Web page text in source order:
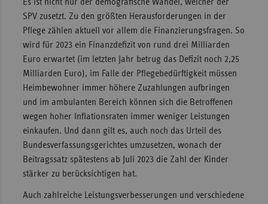
SPV zusetzt. Zu den größten Herausforderungen in der
Pflege zählen aktuell vor allem die Finanzierungsfragen. So
wird für 2023 ein Finanzdefizit von rund drei Milliarden
Euro erwartet (im letzten Jahr betrug das Defizit noch 2,25
Milliarden Euro), im Falle der Pflegebedürftigkeit müssen
Heimbewohner immer höhere Zuzahlungen aufbringen
und im ambulanten Bereich können sich die Betroffenen
wegen hoher Inflationsraten immer weniger Leistungen
einkaufen. Und dann gilt es, auch noch das Urteil des
Bundesverfassungsgerichtes umzusetzen, wonach der
Beitragssatz spätestens ab Juli 2023 die Zahl der Kinder
stärker zu berücksichtigen hat.
Auch zahlreiche Leistungsverbesserungen und verschiedene